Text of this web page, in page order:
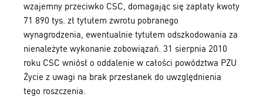
wzajemny przeciwko CSC, domagając się zapłaty kwoty
71 890 tys. zł tytułem zwrotu pobranego
wynagrodzenia, ewentualnie tytułem odszkodowania za
nienależyte wykonanie zobowiązań. 31 sierpnia 2010
roku CSC wniósł o oddalenie w całości powództwa PZU
Życie z uwagi na brak przesłanek do uwzględnienia
tego roszczenia.